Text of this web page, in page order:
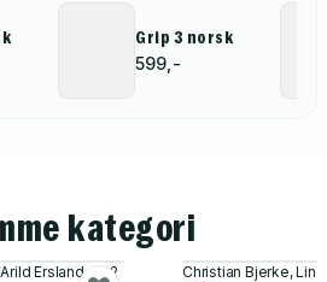
Grip 3 norsk
599,-
kategori
Ersland og 2
Christian Bjerke,